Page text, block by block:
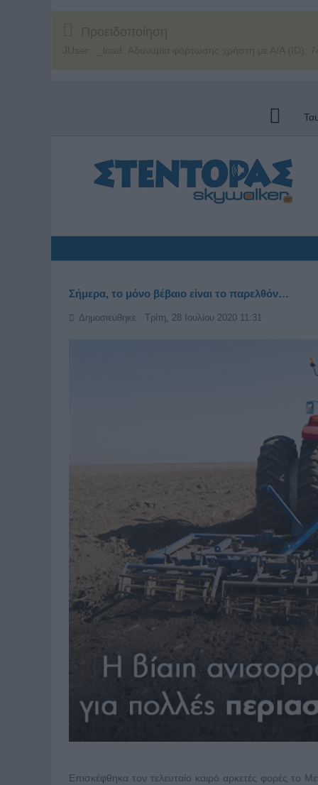
Προειδοποίηση
JUser: :_load: Αδυναμία φόρτωσης χρήστη με Α/Α (ID):
Σήμερα, το μόνο βέβαιο είναι το παρελθόν…
Δημοσιεύθηκε : Τρίτη, 28 Ιουλίου 2020 11:31
Επισκέφθηκα τον τελευταίο καιρό αρκετές φορές το